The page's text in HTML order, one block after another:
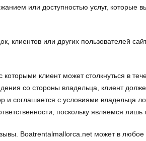
или доступностью услуг, которые
клиентов или других пользователей
клиент может столкнуться в
со стороны владельца, клиент
соглашается с условиями владельца
поскольку являемся лишь
Boatrentalmallorca.net может в